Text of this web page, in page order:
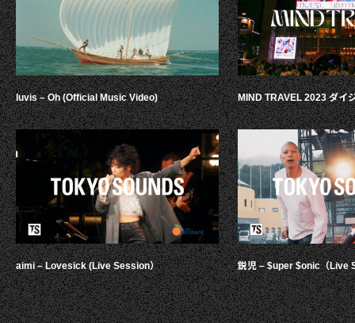
luvis – Oh (Official Music Video)
aimi – Lovesick (Live Session）
MIND TRAVEL 2023 ダイ
鋭児 – $uper $onic（Live